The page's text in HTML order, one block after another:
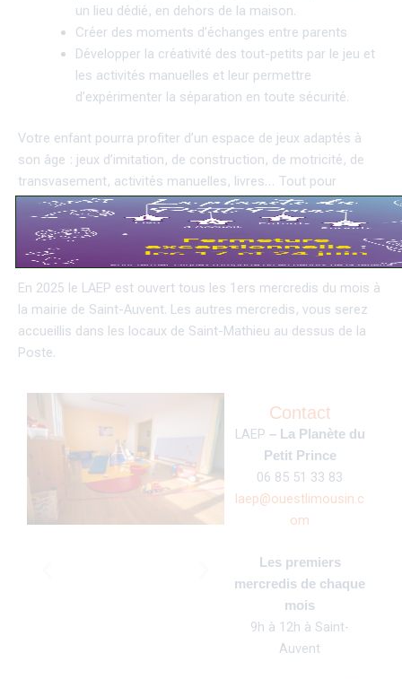
un lieu dédié, en dehors de la maison.
Créer des moments d’échanges entre parents
Développer la créativité des tout-petits par le jeu et
les activités manuelles et leur permettre
d’expérimenter la séparation en toute sécurité.
Votre enfant pourra profiter d’un espace de jeux adaptés à
son âge : jeux d’imitation, de construction, de motricité, de
transvasement, activités manuelles, livres… Tout pour
favoriser l’éveil et l’épanouissement de votre enfant.
Nouveauté en 2025 !
En 2025 le LAEP est ouvert tous les 1ers mercredis du mois à
la mairie de Saint-Auvent. Les autres mercredis, vous serez
accueillis dans les locaux de Saint-Mathieu au dessus de la
Poste.
Contact
LAEP – La Planète du
Petit Prince
06 85 51 33 83
laep@ouestlimousin.c
om
Les premiers
mercredis de chaque
mois
9h à 12h à Saint-
Auvent